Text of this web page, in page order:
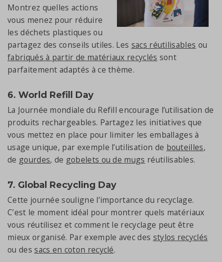
Montrez quelles actions
vous menez pour réduire
les déchets plastiques ou
partagez des conseils utiles. Les sacs réutilisables ou
fabriqués à partir de matériaux recyclés sont
parfaitement adaptés à ce thème.
6. World Refill Day
La Journée mondiale du Refill encourage l’utilisation de
produits rechargeables. Partagez les initiatives que
vous mettez en place pour limiter les emballages à
usage unique, par exemple l’utilisation de bouteilles,
de gourdes, de gobelets ou de mugs réutilisables.
7. Global Recycling Day
Cette journée souligne l’importance du recyclage.
C’est le moment idéal pour montrer quels matériaux
vous réutilisez et comment le recyclage peut être
mieux organisé. Par exemple avec des stylos recyclés
ou dessacs en coton recyclé.